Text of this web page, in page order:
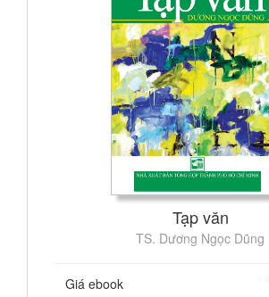
Tạp văn
TS. Dương Ngọc Dũng
Giá ebook